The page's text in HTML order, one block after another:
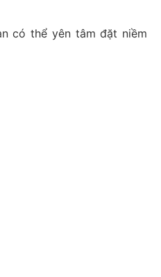
có thể yên tâm đặt niềm